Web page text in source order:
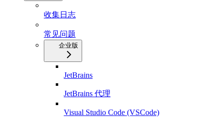
收集日志
常见问题
企业版
JetBrains
JetBrains 代理
Visual Studio Code (VSCode)